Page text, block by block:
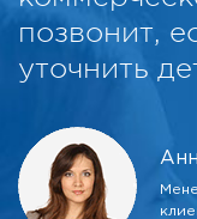
позвонит,
уточнить